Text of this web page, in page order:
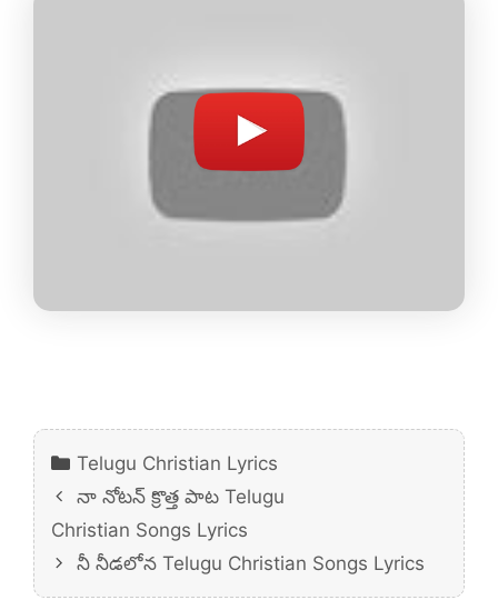
Categories
Telugu Christian Lyrics
నా నోటన్ క్రొత్త పాట Telugu
Christian Songs Lyrics
నీ నీడలోన Telugu Christian Songs Lyrics